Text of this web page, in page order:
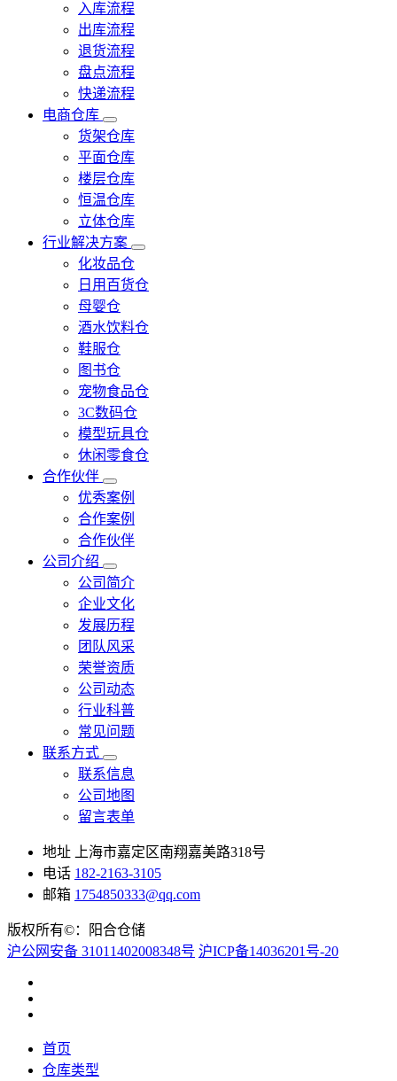
入库流程
出库流程
退货流程
盘点流程
快递流程
电商仓库
货架仓库
平面仓库
楼层仓库
恒温仓库
立体仓库
行业解决方案
化妆品仓
日用百货仓
母婴仓
酒水饮料仓
鞋服仓
图书仓
宠物食品仓
3C数码仓
模型玩具仓
休闲零食仓
合作伙伴
优秀案例
合作案例
合作伙伴
公司介绍
公司简介
企业文化
发展历程
团队风采
荣誉资质
公司动态
行业科普
常见问题
联系方式
联系信息
公司地图
留言表单
地址 上海市嘉定区南翔嘉美路318号
电话 182-2163-3105
邮箱 1754850333@qq.com
版权所有©：阳合仓储
沪公网安备 31011402008348号 沪ICP备14036201号-20
首页
仓库类型